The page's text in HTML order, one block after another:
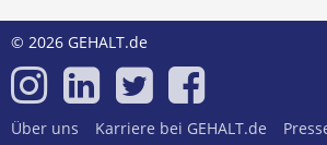
© 2026 GEHALT.de
Über uns Karriere bei GEHALT.de